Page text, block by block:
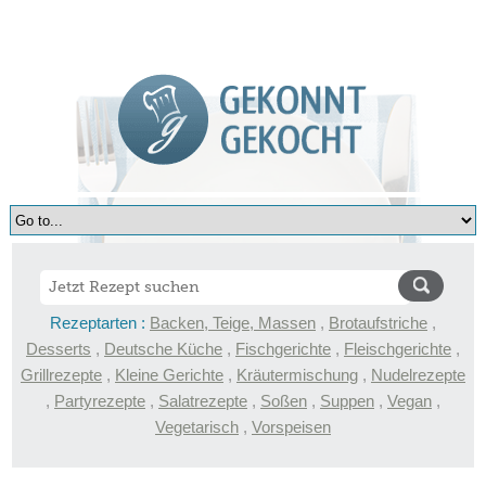
Rezeptarten : Backen, Teige, Massen , Brotaufstriche ,
Desserts , Deutsche Küche , Fischgerichte , Fleischgerichte ,
Grillrezepte , Kleine Gerichte , Kräutermischung , Nudelrezepte
, Partyrezepte , Salatrezepte , Soßen , Suppen , Vegan ,
Vegetarisch , Vorspeisen